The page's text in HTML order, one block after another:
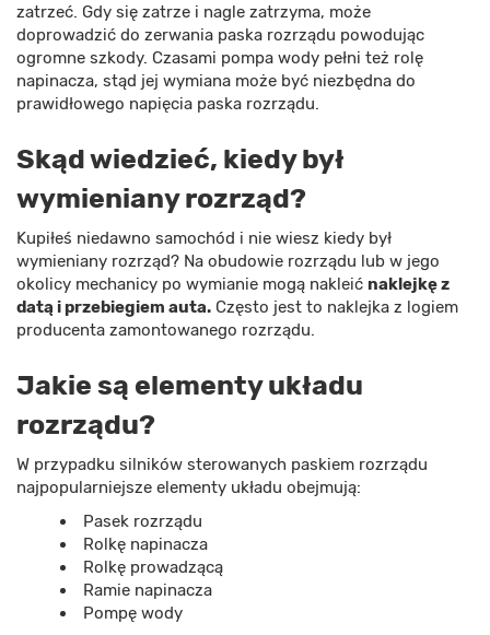
zatrzeć. Gdy się zatrze i nagle zatrzyma, może
doprowadzić do zerwania paska rozrządu powodując
ogromne szkody. Czasami pompa wody pełni też rolę
napinacza, stąd jej wymiana może być niezbędna do
prawidłowego napięcia paska rozrządu.
Skąd wiedzieć, kiedy był
wymieniany rozrząd?
Kupiłeś niedawno samochód i nie wiesz kiedy był
wymieniany rozrząd? Na obudowie rozrządu lub w jego
okolicy mechanicy po wymianie mogą nakleić naklejkę z
datą i przebiegiem auta. Często jest to naklejka z logiem
producenta zamontowanego rozrządu.
Jakie są elementy układu
rozrządu?
W przypadku silników sterowanych paskiem rozrządu
najpopularniejsze elementy układu obejmują:
Pasek rozrządu
Rolkę napinacza
Rolkę prowadzącą
Ramie napinacza
Pompę wody